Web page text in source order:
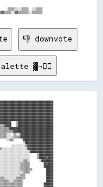
▒▒▒▒░░░░▒▒▒▒  ░░▒▒▒▒
👎 downvote
▓→✊🏽
▒▒██████████████████████████████
▒▒██████████████████████████████
▒▒░░░░████████████████████████████
░░▒▒▒▒        ██████████████████████████
░░████████████████████████
░░░░░░░░░░░░▒▒██████████████████████
▒▒████████████
▒▒██████▓▓████
░░██████████
██▓▓████
████████
██████
██████
██████
██████
██████
████████